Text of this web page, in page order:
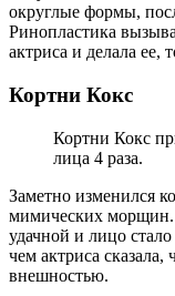
округлые формы,
Ринопластика
актриса и делала ее,
Кортни Кокс
Кортни Кокс
лица 4 раза.
Заметно изменился
мимических морщин.
удачной и лицо
чем актриса
внешностью.